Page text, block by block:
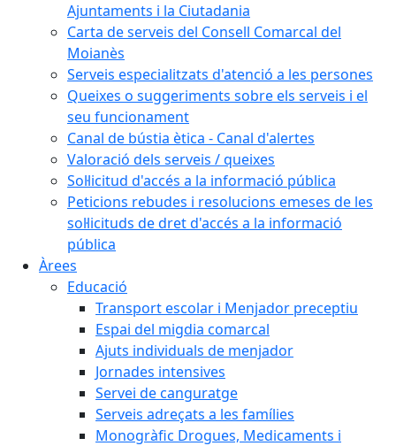
Ajuntaments i la Ciutadania
Carta de serveis del Consell Comarcal del
Moianès
Serveis especialitzats d'atenció a les persones
Queixes o suggeriments sobre els serveis i el
seu funcionament
Canal de bústia ètica - Canal d'alertes
Valoració dels serveis / queixes
Sol·licitud d'accés a la informació pública
Peticions rebudes i resolucions emeses de les
sol·licituds de dret d'accés a la informació
pública
Àrees
Educació
Transport escolar i Menjador preceptiu
Espai del migdia comarcal
Ajuts individuals de menjador
Jornades intensives
Servei de canguratge
Serveis adreçats a les famílies
Monogràfic Drogues, Medicaments i